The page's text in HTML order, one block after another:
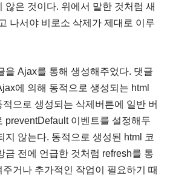
않은 것이다. 위에서 말한 것처럼 새
나서야 비로소 삭제가 제대로 이루
을 Ajax를 통해 생성해주었다. 댓글
에 의해 동적으로 생성되는 html
으로 생성되는 삭제버튼에 일반 버
preventDefault 이벤트를 설정해두
지 않는다. 동적으로 생성된 html 코
금 전에 언급한 것처럼 refresh를 통
거나 추가적인 작업이 필요하기 때